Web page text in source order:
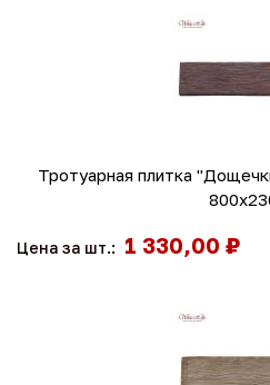
Тротуарная плитка
Цена за шт.: 1 330,00 ₽